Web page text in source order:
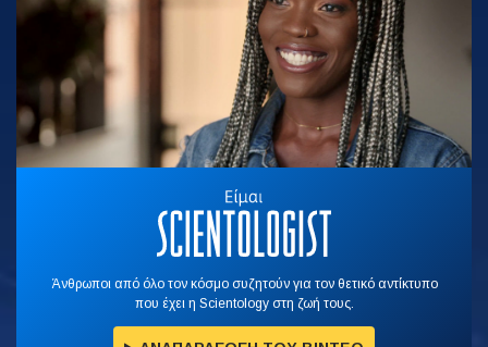
Άνθρωποι από όλο τον κόσμο συζητούν για τον θετικό αντίκτυπο
που έχει η Scientology στη ζωή τους.